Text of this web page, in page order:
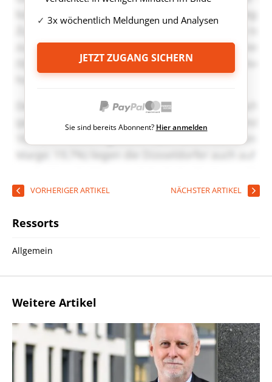
3x wöchentlich Meldungen und Analysen
JETZT ZUGANG SICHERN
Sie sind bereits Abonnent? Hier anmelden
VORHERIGER ARTIKEL NÄCHSTER ARTIKEL
Ressorts
Allgemein
Weitere Artikel